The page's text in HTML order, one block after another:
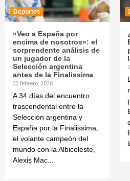
Deportes
«Veo a España por
encima de nosotros»: el
sorprendente análisis de
un jugador de la
Selección argentina
antes de la Finalissima
22 febrero, 2026
A 34 días del encuentro
trascendental entre la
Selección argentina y
España por la Finalissima,
el volante campeón del
mundo con la Albiceleste,
Alexis Mac...